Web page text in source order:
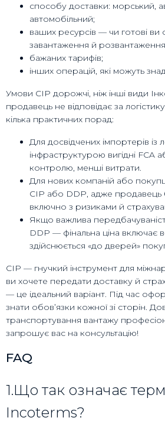
способу доставки: морський,
автомобільний;
ваших ресурсів — чи готові ви
завантаження й
бажаних тарифів;
інших операцій, які можуть
Умови CIP дорожчі, ніж інші види
продавець не відповідає за
кілька практичних порад:
Для досвідчених імпортерів із
інфраструктурою вигідні FCA
контролю, менші витрати.
Для нових компаній або
CIP або DDP, адже
включно з ризиками й
Якщо важлива
DDP — фінальна ціна включає
здійснюється «до дверей»
CIP — гнучкий інструмент для
ви хочете передати доставку й
— це ідеальний варіант. Під час
знати обов’язки кожної зі сторін.
транспортування вантажу
запрошує вас на консультацію!
FAQ
1.Що так означає
Incoterms?